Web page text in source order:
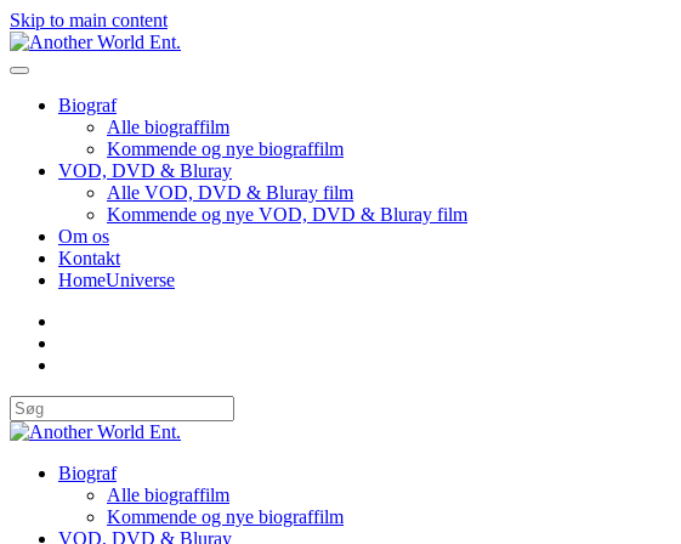
Skip to main content
Biograf
Alle biograffilm
Kommende og nye biograffilm
VOD, DVD & Bluray
Alle VOD, DVD & Bluray film
Kommende og nye VOD, DVD & Bluray film
Om os
Kontakt
HomeUniverse
Biograf
Alle biograffilm
Kommende og nye biograffilm
VOD, DVD & Bluray